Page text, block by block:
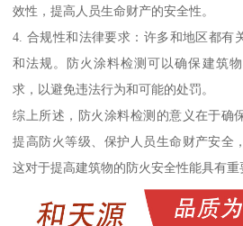
效性，提高人员生命财产的安全性。
4. 合规性和法律要求：许多和地区都有
和法规。防火涂料检测可以确保建筑
求，以避免违法行为和可能的处罚。
综上所述，防火涂料检测的意义在于确
提高防火等级、保护人员生命财产安全
这对于提高建筑物的防火安全性能具有重